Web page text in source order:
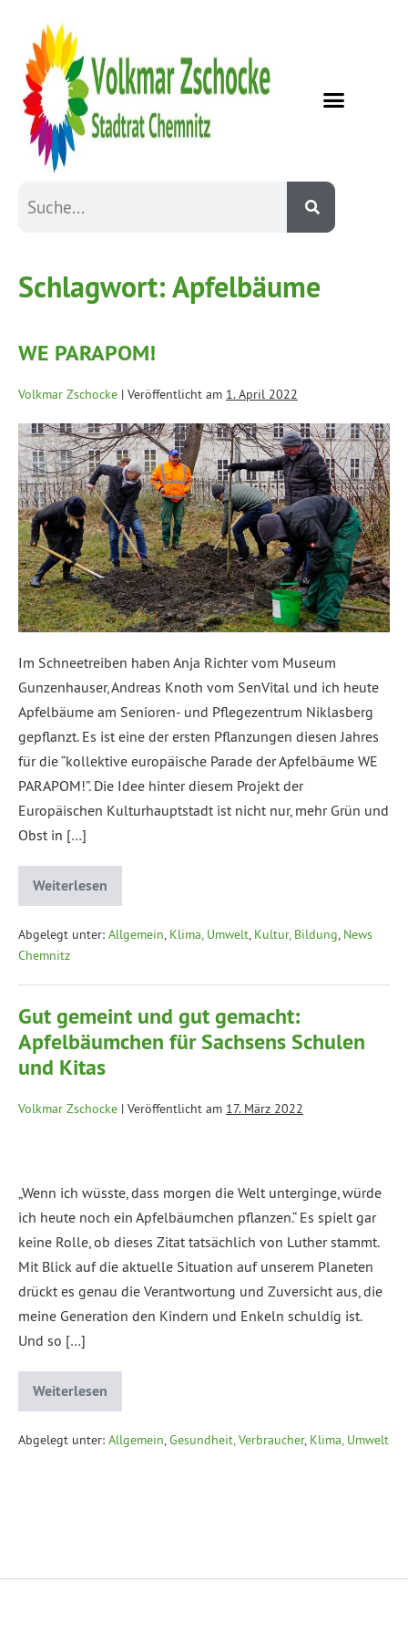
Schlagwort:Apfelbäume
WE PARAPOM!
Volkmar Zschocke | Veröffentlicht am 1. April 2022
Im Schneetreiben haben Anja Richter vom Museum
Gunzenhauser, Andreas Knoth vom SenVital und ich heute
Apfelbäume am Senioren- und Pflegezentrum Niklasberg
gepflanzt. Es ist eine der ersten Pflanzungen diesen Jahres
für die “kollektive europäische Parade der Apfelbäume WE
PARAPOM!”. Die Idee hinter diesem Projekt der
Europäischen Kulturhauptstadt ist nicht nur, mehr Grün und
Obst in […]
Weiterlesen
Abgelegt unter: Allgemein, Klima, Umwelt, Kultur, Bildung, News
Chemnitz
Gut gemeint und gut gemacht:
Apfelbäumchen für Sachsens Schulen
und Kitas
Volkmar Zschocke | Veröffentlicht am 17. März 2022
„Wenn ich wüsste, dass morgen die Welt unterginge, würde
ich heute noch ein Apfelbäumchen pflanzen.“ Es spielt gar
keine Rolle, ob dieses Zitat tatsächlich von Luther stammt.
Mit Blick auf die aktuelle Situation auf unserem Planeten
drückt es genau die Verantwortung und Zuversicht aus, die
meine Generation den Kindern und Enkeln schuldig ist.
Und so […]
Weiterlesen
Abgelegt unter: Allgemein,Gesundheit, Verbraucher, Klima, Umwelt